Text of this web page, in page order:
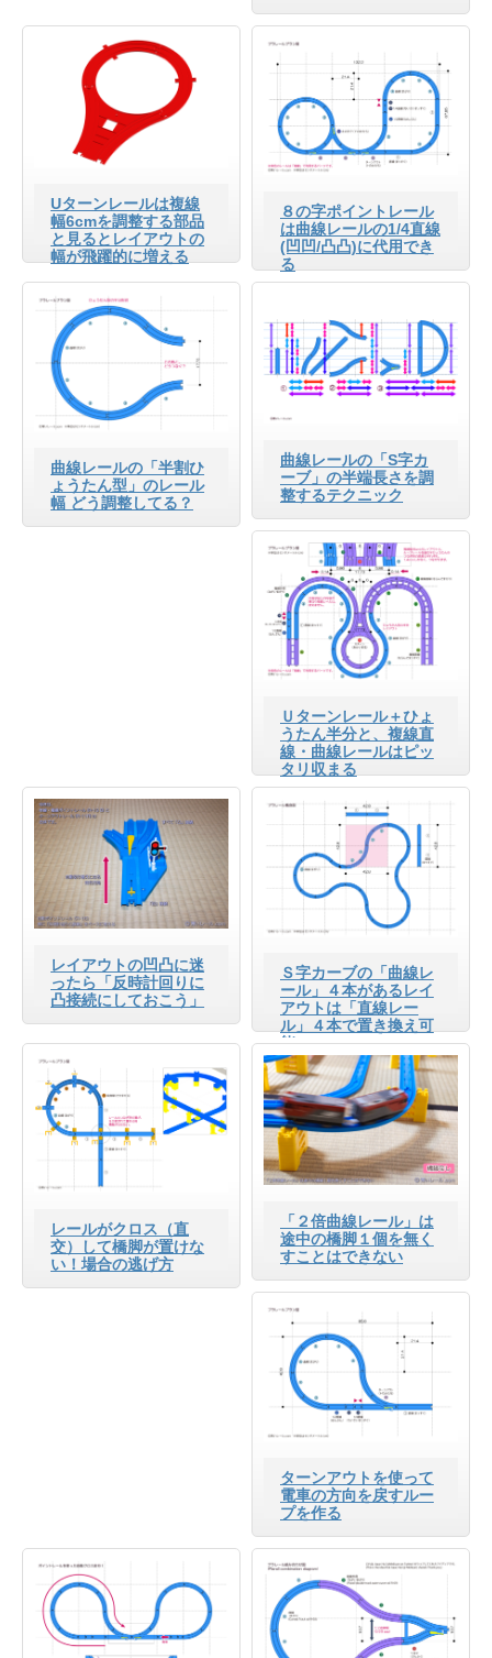
Uターンレールは複線
幅6cmを調整する部品
と見るとレイアウトの
幅が飛躍的に増える
８の字ポイントレール
は曲線レールの1/4直線
(凹凹/凸凸)に代用でき
る
曲線レールの「半割ひ
ょうたん型」のレール
幅 どう調整してる？
曲線レールの「S字カ
ーブ」の半端長さを調
整するテクニック
Ｕターンレール＋ひょ
うたん半分と、複線直
線・曲線レールはピッ
タリ収まる
レイアウトの凹凸に迷
ったら「反時計回りに
凸接続にしておこう」
Ｓ字カーブの「曲線レ
ール」４本があるレイ
アウトは「直線レー
ル」４本で置き換え可
能
レールがクロス（直
交）して橋脚が置けな
い！場合の逃げ方
「２倍曲線レール」は
途中の橋脚１個を無く
すことはできない
ターンアウトを使って
電車の方向を戻すルー
プを作る